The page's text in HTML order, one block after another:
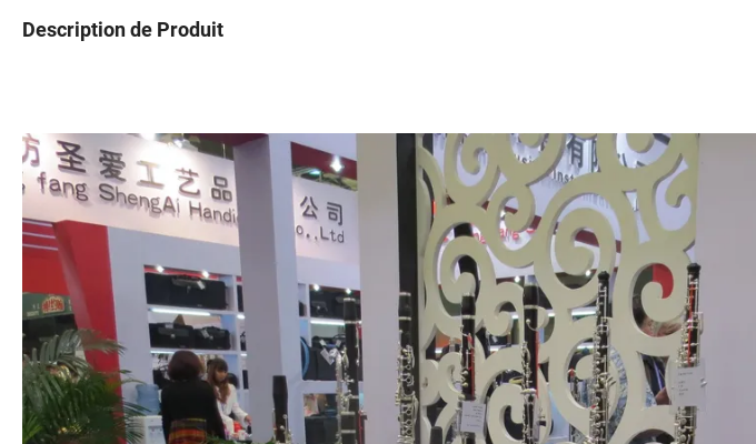
Description de Produit